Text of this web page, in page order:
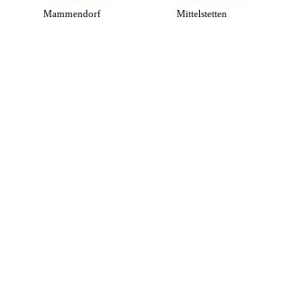
Mammendorf Mittelstetten